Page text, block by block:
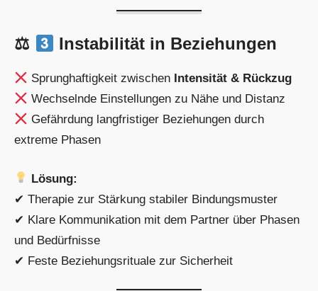
⚖ Instabilität in Beziehungen
Sprunghaftigkeit zwischen Intensität & Rückzug
Wechselnde Einstellungen zu Nähe und Distanz
Gefährdung langfristiger Beziehungen durch
extreme Phasen
Lösung:
✔ Therapie zur Stärkung stabiler Bindungsmuster
✔ Klare Kommunikation mit dem Partner über Phasen
und Bedürfnisse
✔ Feste Beziehungsrituale zur Sicherheit